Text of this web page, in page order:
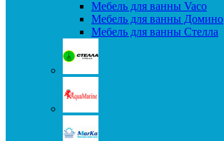
Мебель для ванны Vaco
Мебель для ванны Домино
Мебель для ванны Стелла